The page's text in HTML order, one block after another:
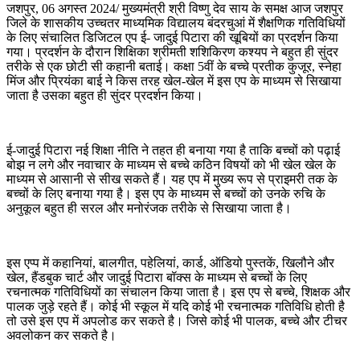
जशपुर, 06 अगस्त 2024/ मुख्यमंत्री श्री विष्णु देव साय के समक्ष आज जशपुर
जिले के शासकीय उच्चतर माध्यमिक विद्यालय बंदरचुआं में शैक्षणिक गतिविधियों
के लिए संचालित डिजिटल एप ई- जादुई पिटारा की खूबियों का प्रदर्शन किया
गया। प्रदर्शन के दौरान शिक्षिका श्रीमती शशिकिरण कश्यप ने बहुत ही सुंदर
तरीके से एक छोटी सी कहानी बताई। कक्षा 5वीं के बच्चे प्रतीक कुजूर, स्नेहा
मिंज और प्रियंका बाई ने किस तरह खेल-खेल में इस एप के माध्यम से सिखाया
जाता है उसका बहुत ही सुंदर प्रदर्शन किया।
ई-जादुई पिटारा नई शिक्षा नीति ने तहत ही बनाया गया है ताकि बच्चों को पढ़ाई
बोझ न लगे और नवाचार के माध्यम से बच्चे कठिन विषयों को भी खेल खेल के
माध्यम से आसानी से सीख सकते हैं। यह एप में मुख्य रूप से प्राइमरी तक के
बच्चों के लिए बनाया गया है। इस एप के माध्यम से बच्चों को उनके रुचि के
अनुकूल बहुत ही सरल और मनोरंजक तरीके से सिखाया जाता है।
इस एप्प में कहानियां, बालगीत, पहेलियां, कार्ड, ऑडियो पुस्तकें, खिलौने और
खेल, हैंडबुक चार्ट और जादुई पिटारा बॉक्स के माध्यम से बच्चों के लिए
रचनात्मक गतिविधियों का संचालन किया जाता है। इस एप से बच्चे, शिक्षक और
पालक जुड़े रहते हैं। कोई भी स्कूल में यदि कोई भी रचनात्मक गतिविधि होती है
तो उसे इस एप में अपलोड कर सकते है। जिसे कोई भी पालक, बच्चे और टीचर
अवलोकन कर सकते है।